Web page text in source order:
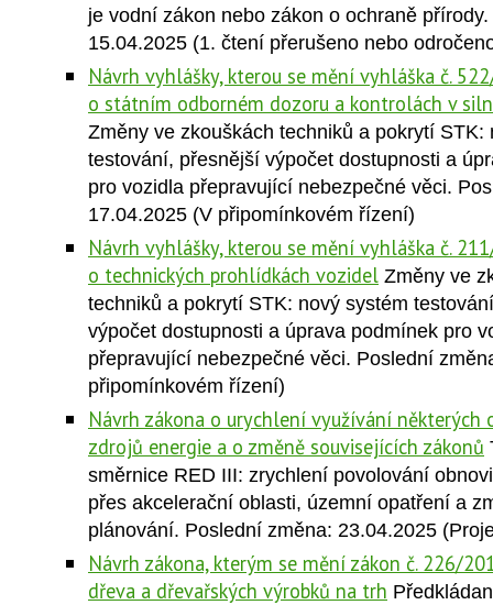
je vodní zákon nebo zákon o ochraně
15.04.2025 (1. čtení přerušeno nebo
Návrh vyhlášky, kterou se mění vyhláška č.
o státním odborném dozoru a kontrolách v
Změny ve zkouškách techniků a pokrytí STK:
testování, přesnější výpočet dostupnosti a
pro vozidla přepravující nebezpečné věci.
17.04.2025 (V připomínkovém řízení)
Návrh vyhlášky, kterou se mění vyhláška č.
o technických prohlídkách vozidel Změny ve
techniků a pokrytí STK: nový systém
výpočet dostupnosti a úprava podmínek pro
přepravující nebezpečné věci. Poslední
připomínkovém řízení)
Návrh zákona o urychlení využívání některých
zdrojů energie a o změně souvisejících zákonů
směrnice RED III: zrychlení povolování
přes akcelerační oblasti, územní opatření a
plánování. Poslední změna: 23.04.2025
Návrh zákona, kterým se mění zákon č. 226/
dřeva a dřevařských výrobků na trh